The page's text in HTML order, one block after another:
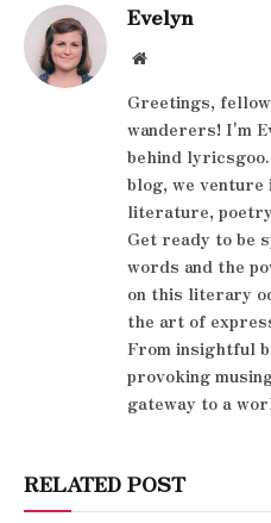
Evelyn
Website
Greetings,
wanderers! I'm
behind
blog, we
literature,
Get ready to be
words and the
on this literary
the art of
From insightful
provoking
gateway to a
RELATED POST